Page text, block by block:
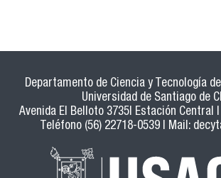
Departamento de Ciencia y Tecnología
Universidad de Santiago de
Avenida El Belloto 3735| Estación Central
Teléfono (56) 22718-0539 | Mail: